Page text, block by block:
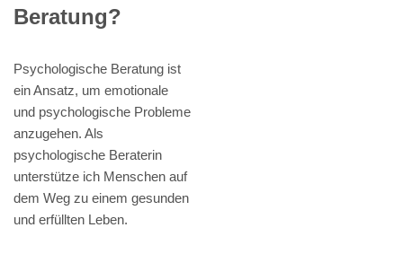
Beratung?
Psychologische Beratung ist
ein Ansatz, um emotionale
und psychologische Probleme
anzugehen. Als
psychologische Beraterin
unterstütze ich Menschen auf
dem Weg zu einem gesunden
und erfüllten Leben.